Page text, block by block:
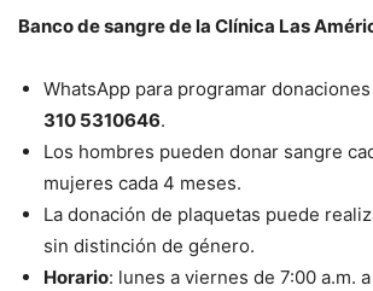
Banco de sangre de la Clínica Las
WhatsApp para programar
310 5310646.
Los hombres pueden donar sangre
mujeres cada 4 meses.
La donación de plaquetas puede
sin distinción de género.
Horario: lunes a viernes de 7:00 a.m. a